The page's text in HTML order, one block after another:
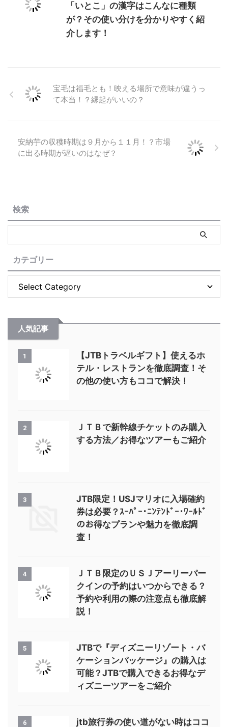
「いとこ」の漢字はこんなに種類
が？その使い分けを分かりやすく紹
介します！
宝毛は福毛とも！映える場所で意味が違うっ
て本当！？縁起がいいの？
安納芋の収穫時期は９月から１１月！？市場
に出る時期が遅いのはなぜ？
検索
カテゴリー
人気記事
1
【JTBトラベルギフト】使えるホ
テル・レストランを徹底調査！そ
の他の使い方もココで解決！
2
ＪＴＢで新幹線チケットのみ購入
する方法／お得なツアーもご紹介
3
JTB限定！USJマリオに入場確約
券は必要？ｽｰﾊﾟｰ･ﾆﾝﾃﾝﾄﾞｰ･ﾜｰﾙﾄﾞ
のお得なプランや魅力を徹底調
査！
4
ＪＴＢ限定のＵＳＪアーリーパー
クインの予約はいつからできる？
予約や利用の際の注意点も徹底解
説！
5
JTBで『ディズニーリゾート・バ
ケーションパッケージ』の購入は
可能？JTBで購入できるお得なデ
ィズニーツアーをご紹介
6 jtb旅行券の使い道がない時はココ